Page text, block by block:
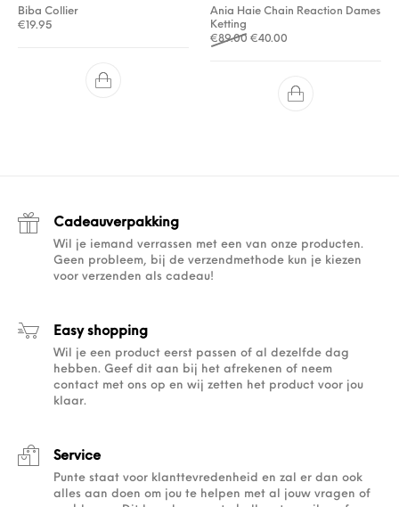
Biba Collier
€ 19.95
Ania Haie Chain Reaction Dames
Ketting
€89.00 Oorspronkelijke prijs was:
€40.00
Cadeauverpakking
Wil je iemand verrassen met een van onze producten.
Geen probleem, bij de verzendmethode kun je kiezen
voor verzenden als cadeau!
Easy shopping
Wil je een product eerst passen of al dezelfde dag
hebben. Geef dit aan bij het afrekenen of neem
contact met ons op en wij zetten het product voor jou
klaar.
Service
Punte staat voor klanttevredenheid en zal er dan ook
alles aan doen om jou te helpen met al jouw vragen of